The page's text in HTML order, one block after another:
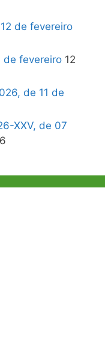
de fevereiro
de fevereiro 12
de 11 de
XXV, de 07